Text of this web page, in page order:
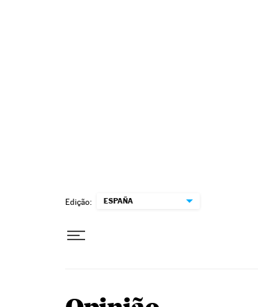
Edição: ESPAÑA